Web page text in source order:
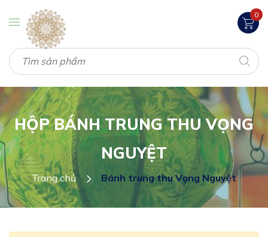
0
HỘP BÁNH TRUNG THU VỌNG
NGUYỆT
Trang chủ Bánh trung thu Vọng Nguyệt